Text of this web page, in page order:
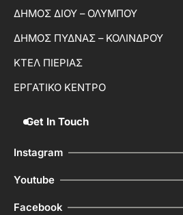
ΔΗΜΟΣ ΔΙΟΥ – ΟΛΥΜΠΟΥ
ΔΗΜΟΣ ΠΥΔΝΑΣ – ΚΟΛΙΝΔΡΟΥ
ΚΤΕΛ ΠΙΕΡΙΑΣ
ΕΡΓΑΤΙΚΟ ΚΕΝΤΡΟ
Get In Touch
Instagram
Youtube
Facebook